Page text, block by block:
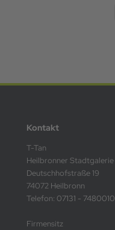
Kontakt
T-Tan
Heilbronner Stadtgalerie
Deutschhofstraße 19
74072 Heilbronn
Telefon: 07131 - 7480010
Firmensitz